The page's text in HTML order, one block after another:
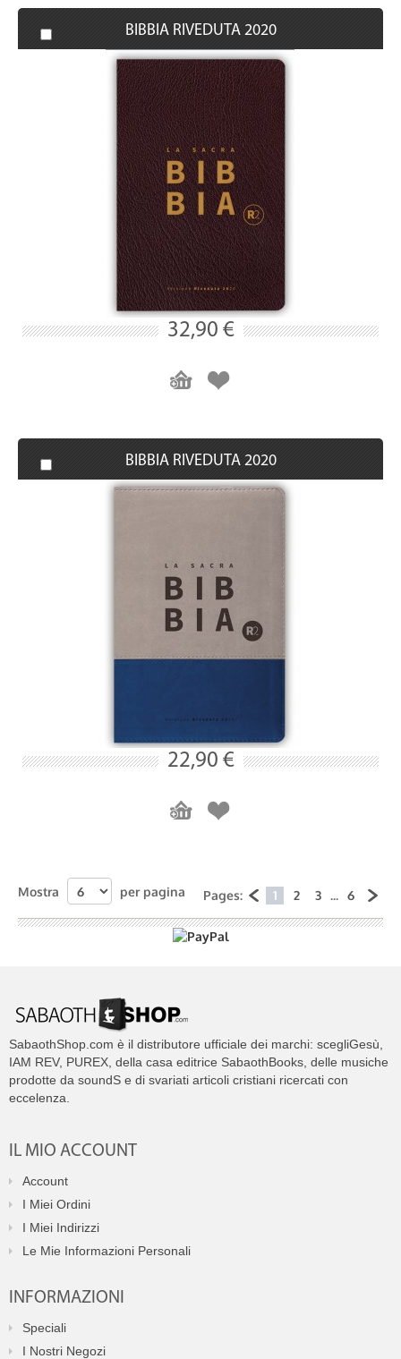
BIBBIA RIVEDUTA 2020
32,90 €
BIBBIA RIVEDUTA 2020
22,90 €
Pages: 1 2 3 ... 6
Mostra per pagina
SabaothShop.com è il distributore ufficiale dei marchi: scegliGesù,
IAM REV, PUREX, della casa editrice SabaothBooks, delle musiche
prodotte da soundS e di svariati articoli cristiani ricercati con
eccelenza.
IL MIO ACCOUNT
Account
I Miei Ordini
I Miei Indirizzi
Le Mie Informazioni Personali
INFORMAZIONI
Speciali
I Nostri Negozi